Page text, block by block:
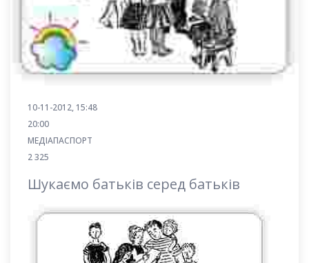
10-11-2012, 15:48
20:00
МЕДІАПАСПОРТ
2 325
Шукаємо батьків серед батьків